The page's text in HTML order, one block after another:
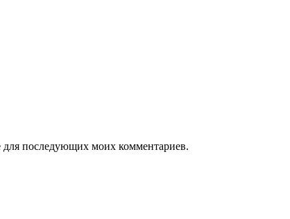
для последующих моих комментариев.